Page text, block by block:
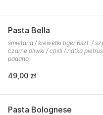
Pasta Bella
śmietana / krewetki tiger 6szt. /
czarne oliwki / chilli / natka
padano
49,00 zł
Pasta Bolognese